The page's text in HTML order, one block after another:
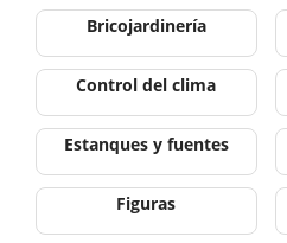
Bricojardinería
Control del clima
Estanques y fuentes
Figuras